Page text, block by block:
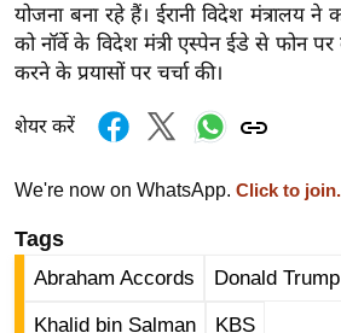
फ
स्टा
ल
क्नॉ
जी
ब्यू
टी
योजना बना रहे हैं। ईरानी विदेश मंत्रालय ने
को नॉर्वे के विदेश मंत्री एस्पेन ईडे से फोन पर
करने के प्रयासों पर चर्चा की।
शेयर करें
We're now on WhatsApp. Click to join.
Tags
Abraham Accords Donald Trump
Khalid bin Salman KBS